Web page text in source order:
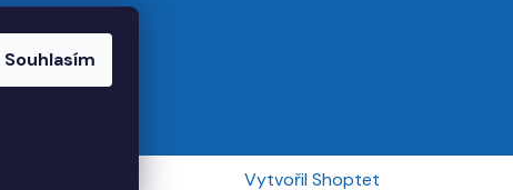
Souhlasím
Vytvořil Shoptet